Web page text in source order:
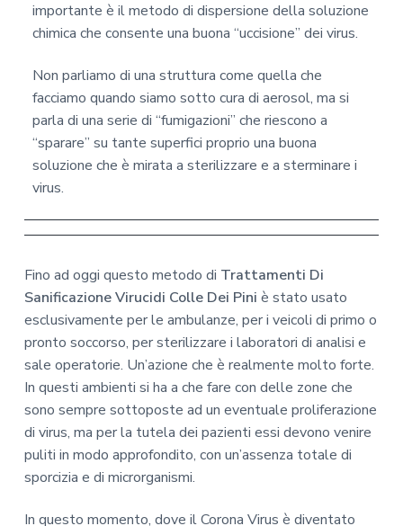
importante è il metodo di dispersione della soluzione
chimica che consente una buona “uccisione” dei virus.
Non parliamo di una struttura come quella che
facciamo quando siamo sotto cura di aerosol, ma si
parla di una serie di “fumigazioni” che riescono a
“sparare” su tante superfici proprio una buona
soluzione che è mirata a sterilizzare e a sterminare i
virus.
Fino ad oggi questo metodo di Trattamenti Di
Sanificazione Virucidi Colle Dei Pini è stato usato
esclusivamente per le ambulanze, per i veicoli di primo o
pronto soccorso, per sterilizzare i laboratori di analisi e
sale operatorie. Un’azione che è realmente molto forte.
In questi ambienti si ha a che fare con delle zone che
sono sempre sottoposte ad un eventuale proliferazione
di virus, ma per la tutela dei pazienti essi devono venire
puliti in modo approfondito, con un’assenza totale di
sporcizia e di microrganismi.
In questo momento, dove il Corona Virus è diventato